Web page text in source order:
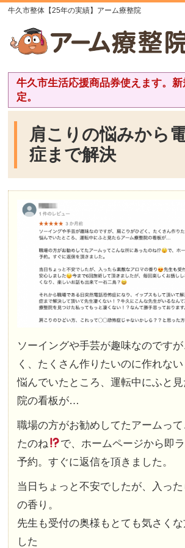
牛久市整体【25年の実績】アーム療整院
牛久市生活応援商品券使えます。
定。
肩こりの悩みから
症まで解決
ソーイングや手芸が趣味なのです
く、たくさん作りたいのに作れな
悩んでいたところ、運転中にふと
院の看板が…
職場の方がお勧めしてたアームっ
たのね
で、ホームページから即
予約。すぐに返信を頂きました。
当日ちょっと不安でしたが、入っ
の香り。
先生も受付の奥様もとても気さく
した